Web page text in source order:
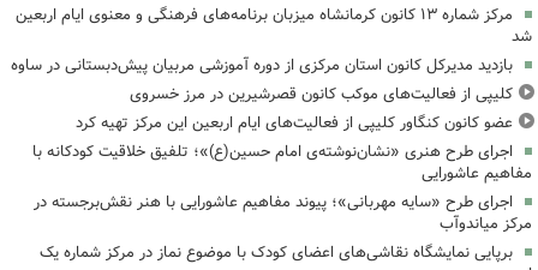
مرکز شماره ۱۳ کانون کرمانشاه میزبان برنامه‌های فرهنگی و معنوی ایام اربعین
شد
بازدید مدیرکل کانون استان مرکزی از دوره آموزشی مربیان پیش‌دبستانی در ساوه
کلیپی از فعالیت‌های موکب کانون قصرشیرین در مرز خسروی
عضو کانون کنگاور کلیپی از فعالیت‌های ایام اربعین این مرکز تهیه کرد
اجرای طرح هنری «نشان‌نوشته‌ی امام حسین(ع)»؛ تلفیق خلاقیت کودکانه با
مفاهیم عاشورایی
اجرای طرح «سایه مهربانی»؛ پیوند مفاهیم عاشورایی با هنر نقش‌برجسته در
مرکز میاندوآب
برپایی نمایشگاه نقاشی‌های اعضای کودک با موضوع نماز در مرکز شماره یک